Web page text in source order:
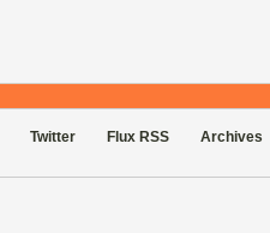
Twitter Flux RSS Archives